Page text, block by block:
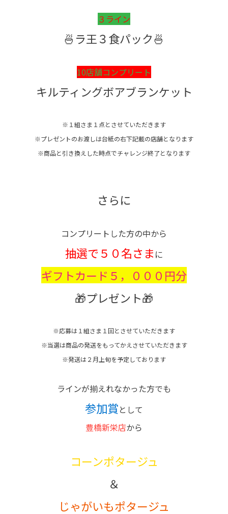
３ライン
🍜ラ王３食パック🍜
10店舗コンプリート
キルティングボアブランケット
※１組さま１点とさせていただきます
※プレゼントのお渡しは台紙の右下記載の店舗となります
※商品と引き換えした時点でチャレンジ終了となります
さらに
コンプリートした方の中から
抽選で５０名さま に
ギフトカード５，０００円分
🎁プレゼント🎁
※応募は１組さま１回とさせていただきます
※当選は商品の発送をもってかえさせていただきます
※発送は２月上旬を予定しております
ラインが揃えれなかった方でも
参加賞として
豊橋新栄店から
コーンポタージュ
＆
じゃがいもポタージュ